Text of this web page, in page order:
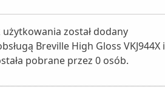
został dodany
Breville High Gloss VKJ944X i
pobrane przez 0 osób.